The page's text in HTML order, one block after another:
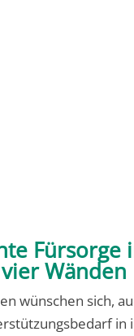
Fürsorge
Wänden
wünschen sich,
in